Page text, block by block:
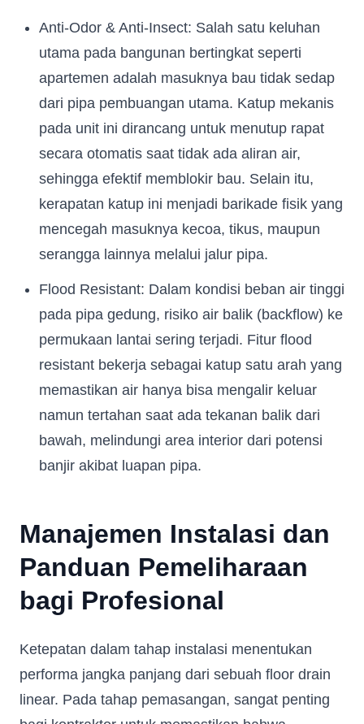
Anti-Odor & Anti-Insect: Salah satu keluhan
utama pada bangunan bertingkat seperti
apartemen adalah masuknya bau tidak sedap
dari pipa pembuangan utama. Katup mekanis
pada unit ini dirancang untuk menutup rapat
secara otomatis saat tidak ada aliran air,
sehingga efektif memblokir bau. Selain itu,
kerapatan katup ini menjadi barikade fisik yang
mencegah masuknya kecoa, tikus, maupun
serangga lainnya melalui jalur pipa.
Flood Resistant: Dalam kondisi beban air tinggi
pada pipa gedung, risiko air balik (backflow) ke
permukaan lantai sering terjadi. Fitur flood
resistant bekerja sebagai katup satu arah yang
memastikan air hanya bisa mengalir keluar
namun tertahan saat ada tekanan balik dari
bawah, melindungi area interior dari potensi
banjir akibat luapan pipa.
Manajemen Instalasi dan
Panduan Pemeliharaan
bagi Profesional
Ketepatan dalam tahap instalasi menentukan
performa jangka panjang dari sebuah floor drain
linear. Pada tahap pemasangan, sangat penting